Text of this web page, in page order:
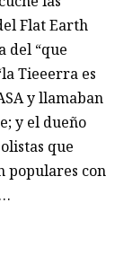
Flat Earth
del “que
Tieeerra es
y llamaban
y el dueño
que
populares con